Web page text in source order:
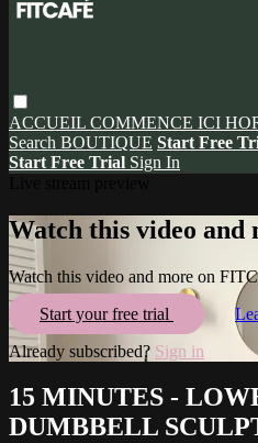
ACCUEIL COMMENCE ICI
Search BOUTIQUE Start Free
Start Free Trial Sign In
Watch this video
Watch this video and more on
Start your free trial
Already subscribed? Sign in
15 MINUTES -
DUMBBELL